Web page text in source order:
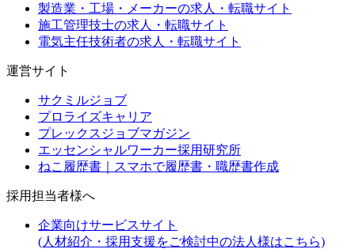
製造業・工場・メーカーの求人・転職サイト
施工管理技士の求人・転職サイト
電気主任技術者の求人・転職サイト
運営サイト
サクミルジョブ
プロライズキャリア
プレックスジョブマガジン
エッセンシャルワーカー採用研究所
ねこ履歴書｜スマホで履歴書・職歴書作成
採用担当者様へ
企業向けサービスサイト
(人材紹介・採用支援をご検討中の法人様はこちら)